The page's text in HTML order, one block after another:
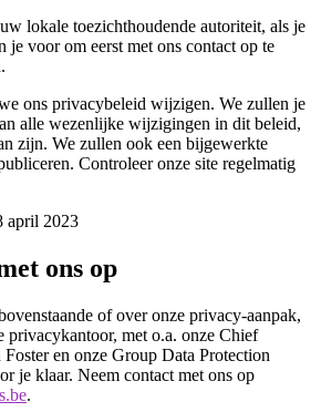
lokale toezichthoudende autoriteit, als je
je voor om eerst met ons contact op te
ons privacybeleid wijzigen. We zullen je
alle wezenlijke wijzigingen in dit beleid,
zijn. We zullen ook een bijgewerkte
Controleer onze site regelmatig
april 2023
ons op
of over onze privacy-aanpak,
privacykantoor, met o.a. onze Chief
en onze Group Data Protection
je klaar. Neem contact met ons op
.